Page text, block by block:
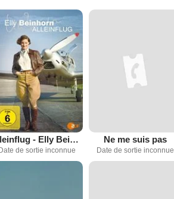
Alleinflug - Elly Beinhorn
de sortie inconnue
Ne me suis pas
Date de sortie inconnue